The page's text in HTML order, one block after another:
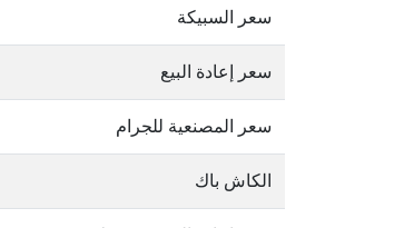
سعر السبيكة
سعر إعادة البيع
سعر المصنعية للجرام
الكاش باك